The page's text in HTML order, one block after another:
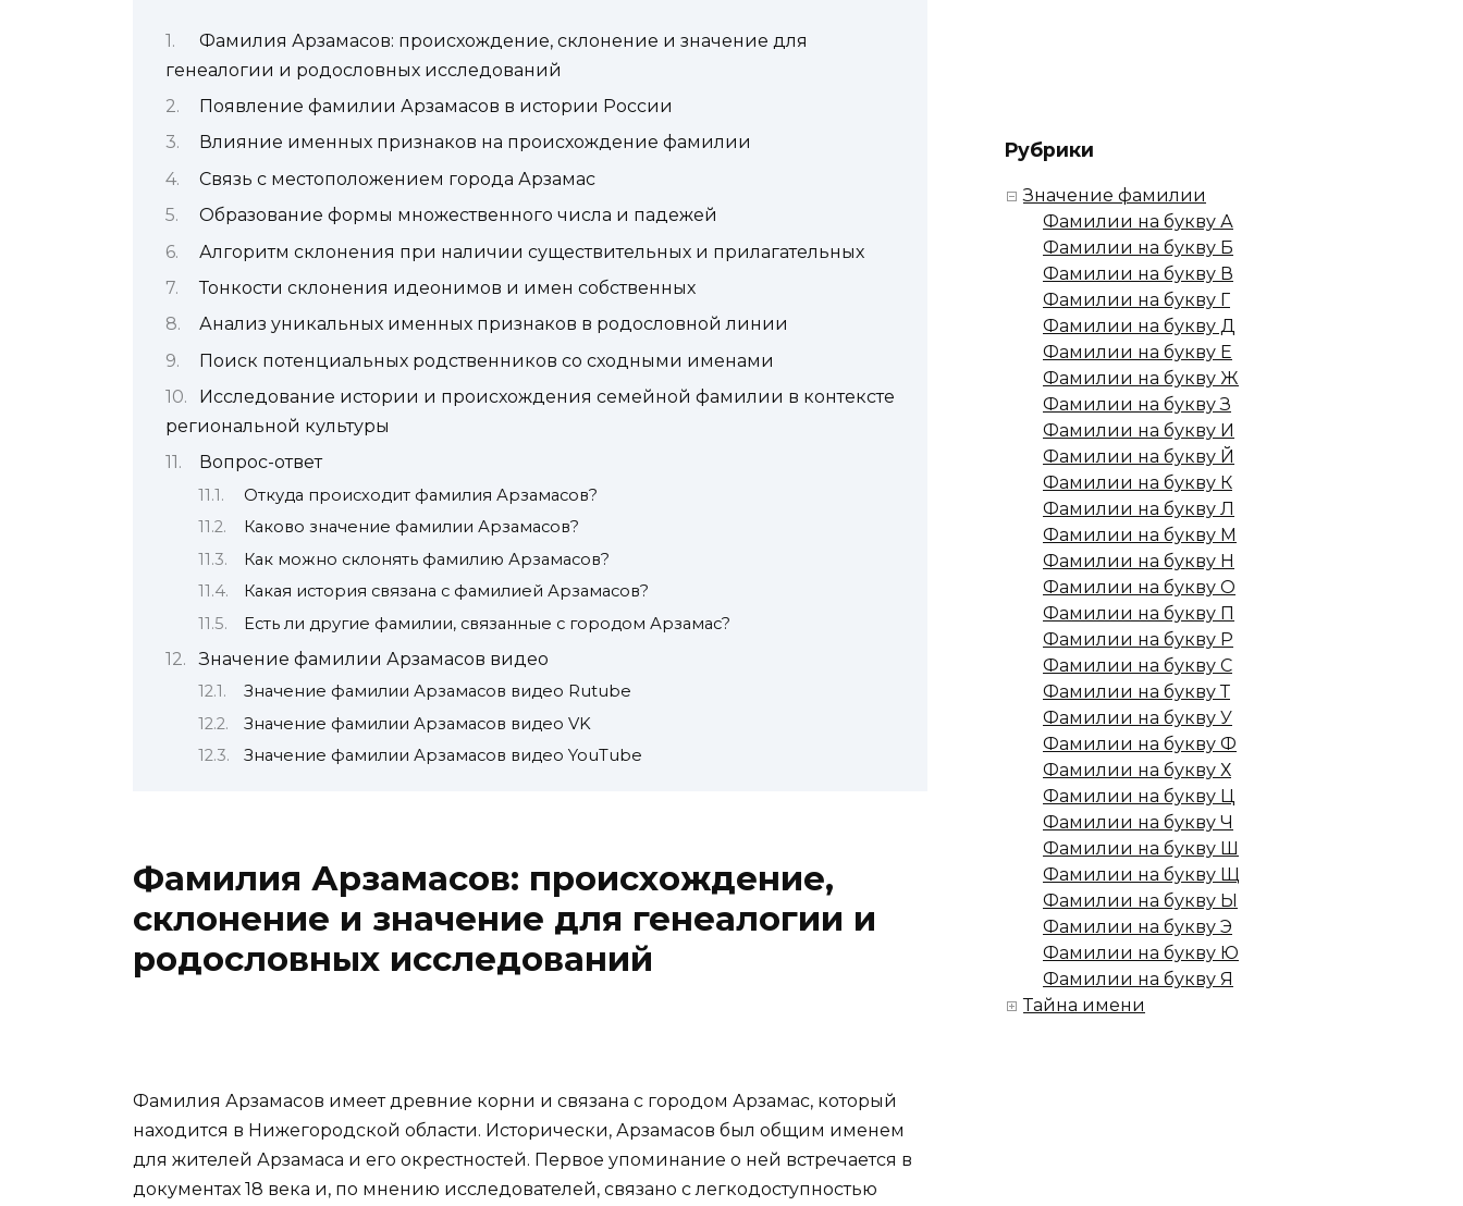
Фамилия Арзамасов: происхождение, склонение и значение для
генеалогии и родословных исследований
Появление фамилии Арзамасов в истории России
Влияние именных признаков на происхождение фамилии
Связь с местоположением города Арзамас
Образование формы множественного числа и падежей
Алгоритм склонения при наличии существительных и прилагательных
Тонкости склонения идеонимов и имен собственных
Анализ уникальных именных признаков в родословной линии
Поиск потенциальных родственников со сходными именами
Исследование истории и происхождения семейной фамилии в контексте
региональной культуры
Вопрос-ответ
Откуда происходит фамилия Арзамасов?
Каково значение фамилии Арзамасов?
Как можно склонять фамилию Арзамасов?
Какая история связана с фамилией Арзамасов?
Есть ли другие фамилии, связанные с городом Арзамас?
Значение фамилии Арзамасов видео
Значение фамилии Арзамасов видео Rutube
Значение фамилии Арзамасов видео VK
Значение фамилии Арзамасов видео YouTube
Фамилия Арзамасов: происхождение,
склонение и значение для генеалогии и
родословных исследований
Фамилия Арзамасов имеет древние корни и связана с городом Арзамас, который
находится в Нижегородской области. Исторически, Арзамасов был общим именем
для жителей Арзамаса и его окрестностей. Первое упоминание о ней встречается в
документах 18 века и, по мнению исследователей, связано с легкодоступностью
Рубрики
Значение фамилии
Фамилии на букву А
Фамилии на букву Б
Фамилии на букву В
Фамилии на букву Г
Фамилии на букву Д
Фамилии на букву Е
Фамилии на букву Ж
Фамилии на букву З
Фамилии на букву И
Фамилии на букву Й
Фамилии на букву К
Фамилии на букву Л
Фамилии на букву М
Фамилии на букву Н
Фамилии на букву О
Фамилии на букву П
Фамилии на букву Р
Фамилии на букву С
Фамилии на букву Т
Фамилии на букву У
Фамилии на букву Ф
Фамилии на букву Х
Фамилии на букву Ц
Фамилии на букву Ч
Фамилии на букву Ш
Фамилии на букву Щ
Фамилии на букву Ы
Фамилии на букву Э
Фамилии на букву Ю
Фамилии на букву Я
Тайна имени